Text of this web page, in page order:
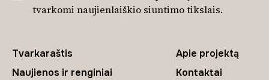
tvarkomi naujienlaiškio siuntimo tikslais.
Tvarkaraštis
Naujienos ir renginiai
Apie projektą
Kontaktai